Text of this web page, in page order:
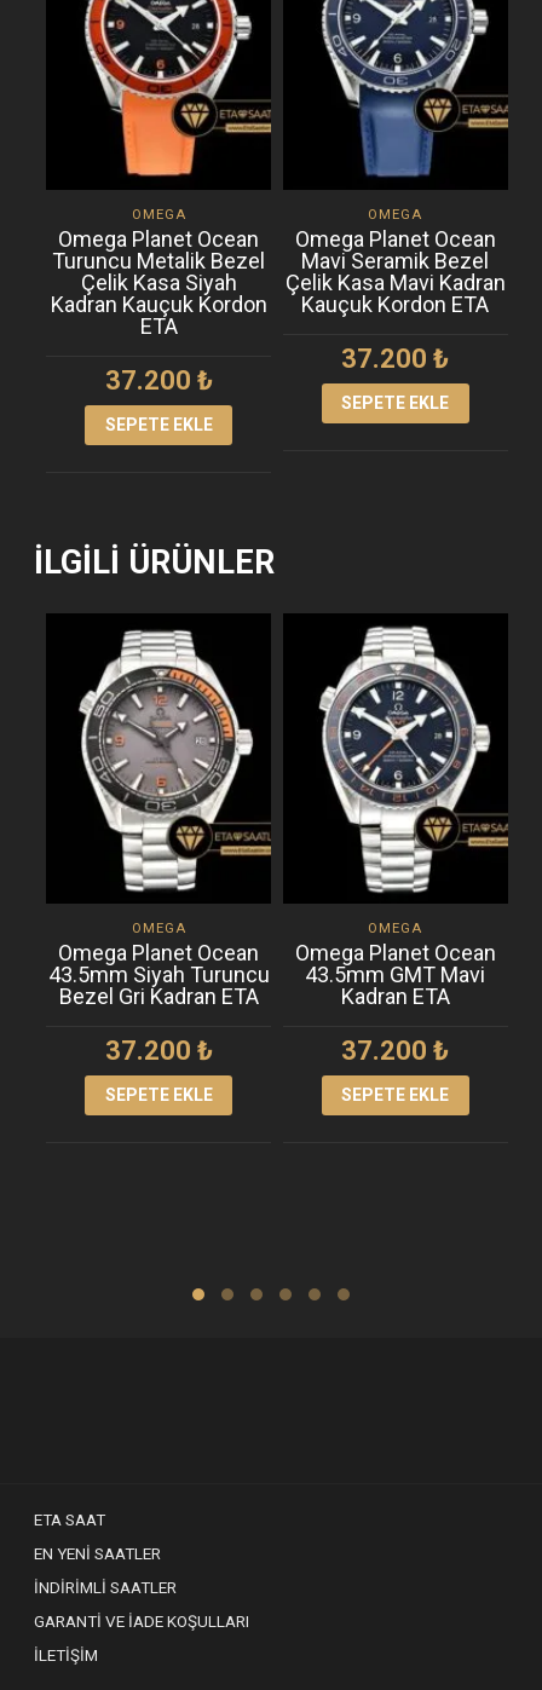
OMEGA
Omega Planet Ocean
Turuncu Metalik Bezel
Çelik Kasa Siyah
Kadran Kauçuk Kordon
ETA
37.200 ₺
SEPETE EKLE
OMEGA
Omega Planet Ocean
Mavi Seramik Bezel
Çelik Kasa Mavi Kadran
Kauçuk Kordon ETA
37.200₺
SEPETE EKLE
İLGILI ÜRÜNLER
OMEGA
Omega Planet Ocean
43.5mm Siyah Turuncu
Bezel Gri Kadran ETA
37.200 ₺
SEPETE EKLE
OMEGA
Omega Planet Ocean
43.5mm GMT Mavi
Kadran ETA
37.200₺
SEPETE EKLE
ETA SAAT
EN YENI SAATLER
İNDIRIMLI SAATLER
GARANTI VE İADE KOŞULLARI
İLETIŞIM